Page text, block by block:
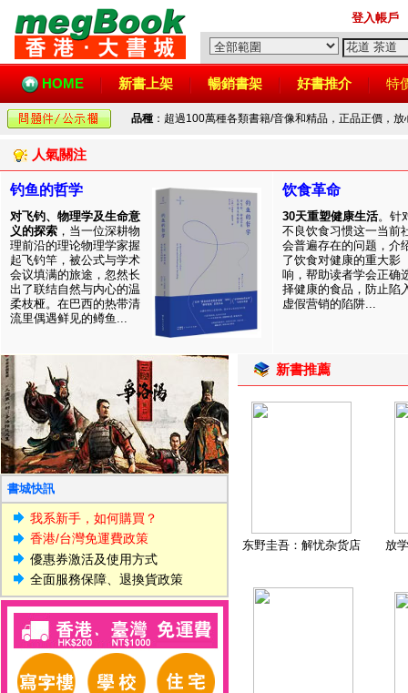
登入帳戶
HOME 新書上架 暢銷書架 好書推介 特
品種 ：超過100萬種各類書籍/音像和精品，正品正價，
人氣關注
钓鱼的哲学
对飞钓、物理学及生命意
义的探索 ，当一位深耕物
理前沿的理论物理学家握
起飞钓竿，被公式与学术
会议填满的旅途，忽然长
出了联结自然与内心的温
柔枝桠。在巴西的热带清
流里偶遇鲜见的鳟鱼...
饮食革命
30天重塑健康生活。针
不良饮食习惯这一当前
会普遍存在的问题，介
了饮食对健康的重大影
响，帮助读者学会正确
择健康的食品，防止陷
虚假营销的陷阱...
書城快訊
我系新手，如何購買？
香港/台灣免運費政策
優惠券激活及使用方式
全面服務保障、退換貨政策
新書推薦
东野圭吾：解忧杂货店 放